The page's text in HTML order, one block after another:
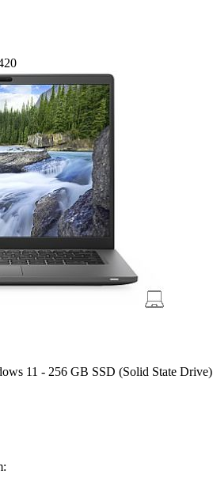
11 - 256 GB SSD (Solid State